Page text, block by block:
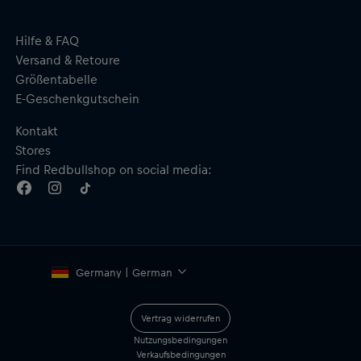
Sattelstützen
Größe: 8 x 15 x 8,5 cm
Gewicht: 55 g
Material: 100 % Polyester
Hilfe & FAQ
Versand & Retoure
Größentabelle
E-Geschenkgutschein
Kontakt
Stores
Find Redbullshop on social media:
Germany | German
Vertrag widerrufen
Nutzungsbedingungen
Verkaufsbedingungen